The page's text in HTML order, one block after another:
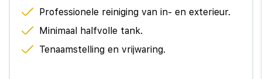
Professionele reiniging van in- en exterieur.
Minimaal halfvolle tank.
Tenaamstelling en vrijwaring.